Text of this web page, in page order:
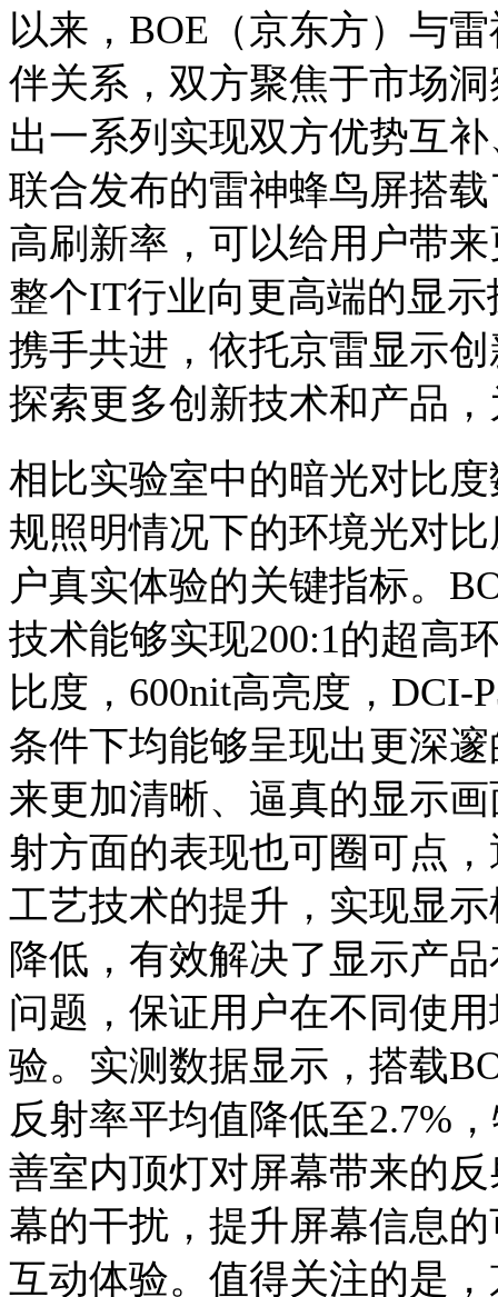
以来，BOE（京东方）与
伴关系，双方聚焦于市场
出一系列实现双方优势互
联合发布的雷神蜂鸟屏搭
高刷新率，可以给用户带
整个IT行业向更高端的显
携手共进，依托京雷显示
探索更多创新技术和产品
相比实验室中的暗光对比
规照明情况下的环境光对
户真实体验的关键指标。
技术能够实现200:1的超高
比度，600nit高亮度，DCI-
条件下均能够呈现出更深
来更加清晰、逼真的显示
射方面的表现也可圈可点
工艺技术的提升，实现显
降低，有效解决了显示产
问题，保证用户在不同使
验。实测数据显示，搭载
反射率平均值降低至2.7%
善室内顶灯对屏幕带来的
幕的干扰，提升屏幕信息
互动体验。值得关注的是